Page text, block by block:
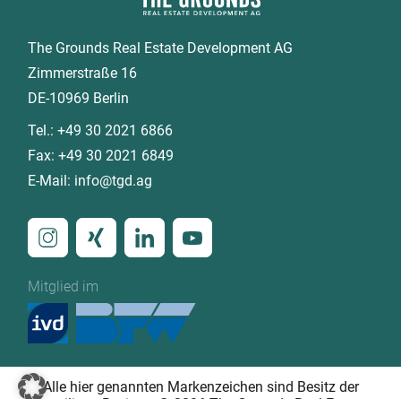
The Grounds Real Estate Development AG
Zimmerstraße 16
DE-10969 Berlin
Tel.:+49 30 2021 6866
Fax:+49 30 2021 6849
E-Mail: info@tgd.ag
Mitglied im
Alle hier genannten Markenzeichen sind Besitz der